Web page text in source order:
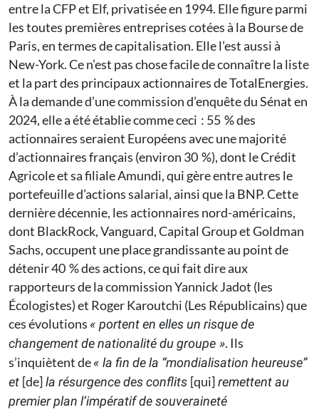
entre la CFP et Elf, privatisée en 1994. Elle figure parmi
les toutes premières entreprises cotées à la Bourse de
Paris, en termes de capitalisation. Elle l’est aussi à
New-York. Ce n’est pas chose facile de connaître la liste
et la part des principaux actionnaires de TotalEnergies.
À la demande d’une commission d’enquête du Sénat en
2024, elle a été établie comme ceci : 55 % des
actionnaires seraient Européens avec une majorité
d’actionnaires français (environ 30 %), dont le Crédit
Agricole et sa filiale Amundi, qui gère entre autres le
portefeuille d’actions salarial, ainsi que la BNP. Cette
dernière décennie, les actionnaires nord-américains,
dont BlackRock, Vanguard, Capital Group et Goldman
Sachs, occupent une place grandissante au point de
détenir 40 % des actions, ce qui fait dire aux
rapporteurs de la commission Yannick Jadot (les
Écologistes) et Roger Karoutchi (Les Républicains) que
ces évolutions « portent en elles un risque de
changement de nationalité du groupe ». Ils
s’inquiètent de« la fin de la “mondialisation heureuse”
et [de]la résurgence des conflits [qui]remettent au
premier plan l’impératif de souveraineté